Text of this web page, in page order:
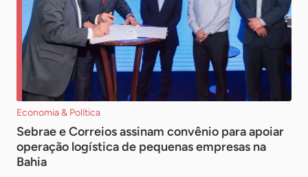
Economia & Política
Sebrae e Correios assinam convênio para apoiar
operação logística de pequenas empresas na
Bahia